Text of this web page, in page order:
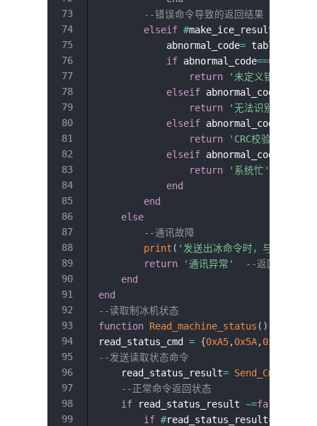
--错误命令导致的返回结果
elseif #make_ice_result
            abnormal_code
= table
if abnormal_code==0
return
'未定义错误'
elseif abnormal_code
return
'无法识别命令'
elseif abnormal_code
return
'CRC校验出错'
elseif abnormal_code
return
'系统忙'
end
end
else
--通讯故障
print ( '发送出冰命令时，与制冰机
return
'通讯异常'
--返回false 发
end
end
--读取制冰机状态
function Read_machine_status ( )
read_status_cmd = {0xA5,0x5A,0x01
--发送读取状态命令
    read_status_result
=
--正常命令返回状态
if read_status_result ~=false
if #read_status_result==